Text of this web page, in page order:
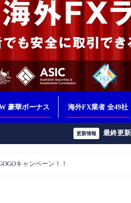
豪華ボーナス 海外FX業者 全49社
更新情報 最終更
キャンペーン！！